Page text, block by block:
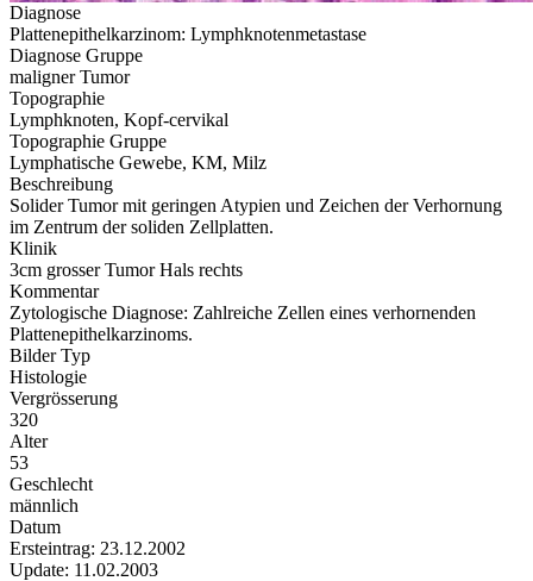
Diagnose
Plattenepithelkarzinom: Lymphknotenmetastase
Diagnose Gruppe
maligner Tumor
Topographie
Lymphknoten, Kopf-cervikal
Topographie Gruppe
Lymphatische Gewebe, KM, Milz
Beschreibung
Solider Tumor mit geringen Atypien und Zeichen der Verhornung
im Zentrum der soliden Zellplatten.
Klinik
3cm grosser Tumor Hals rechts
Kommentar
Zytologische Diagnose: Zahlreiche Zellen eines verhornenden
Plattenepithelkarzinoms.
Bilder Typ
Histologie
Vergrösserung
320
Alter
53
Geschlecht
männlich
Datum
Ersteintrag: 23.12.2002
Update: 11.02.2003